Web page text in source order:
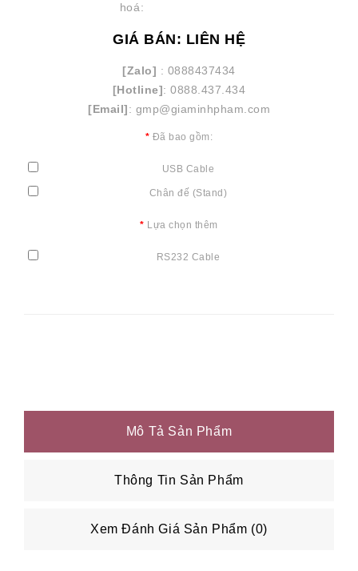
hoá:
GIÁ BÁN: LIÊN HỆ
[Zalo] : 0888437434
[Hotline]: 0888.437.434
[Email]: gmp@giaminhpham.com
Đã bao gồm:
USB Cable
Chân đế (Stand)
Lựa chọn thêm
RS232 Cable
Mô Tả Sản Phẩm
Thông Tin Sản Phẩm
Xem Đánh Giá Sản Phẩm (0)